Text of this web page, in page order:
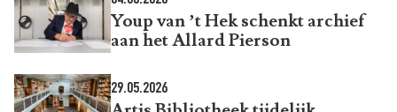
Youp van ’t Hek schenkt archief
aan het Allard Pierson
29.05.2026